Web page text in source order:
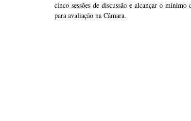
cinco sessões de discussão e alcançar o
para avaliação na Câmara.